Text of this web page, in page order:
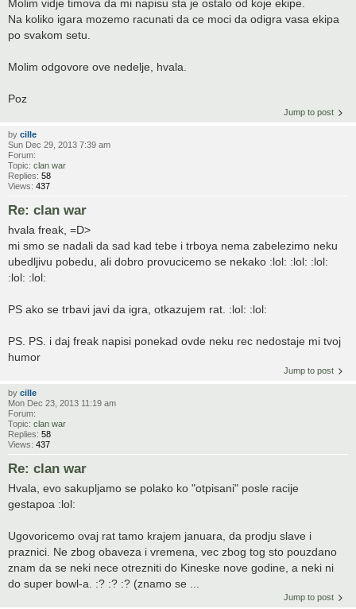
Molim vidje timova da mi napisu sta je ostalo od koje ekipe.
Na koliko igara mozemo racunati da ce moci da odigra vasa ekipa
po svakom setu.
Molim odgovore ove nedelje, hvala.
Poz
Jump to post
by cille
Sun Dec 29, 2013 7:39 am
Forum:
Topic: clan war
Replies: 58
Views: 437
Re: clan war
hvala freak, =D>
mi smo se nadali da sad kad tebe i trboya nema zabelezimo neku
ubedljivu pobedu, ali dobro provucicemo se nekako :lol: :lol: :lol:
:lol: :lol:
PS ako se trbavi javi da igra, otkazujem rat. :lol: :lol:
PS. PS. i daj freak napisi ponekad ovde neku rec nedostaje mi tvoj
humor
Jump to post
by cille
Mon Dec 23, 2013 11:19 am
Forum:
Topic: clan war
Replies: 58
Views: 437
Re: clan war
Hvala, evo sakupljamo se polako ko "otpisani" posle racije
gestapoa :lol:
Ugovoricemo ovaj rat tamo krajem januara, da prodju slave i
praznici. Ne zbog obaveza i vremena, vec zbog tog sto pouzdano
znam da se neki nece otrezniti do Kineske nove godine, a neki ni
do super bowl-a. :? :? :? (znamo se ...
Jump to post